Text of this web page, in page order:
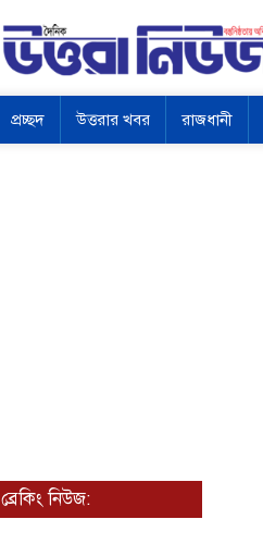
প্রচ্ছদ উত্তরার খবর রাজধানী
ব্রেকিং নিউজ: